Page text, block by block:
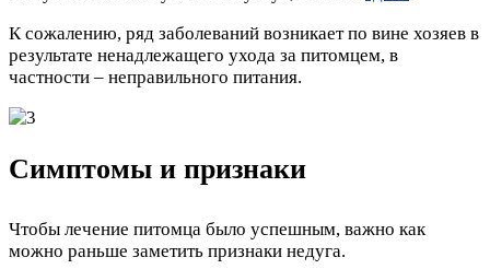
К сожалению, ряд заболеваний возникает по вине хозяев в
результате ненадлежащего ухода за питомцем, в
частности – неправильного питания.
Симптомы и признаки
Чтобы лечение питомца было успешным, важно как
можно раньше заметить признаки недуга.